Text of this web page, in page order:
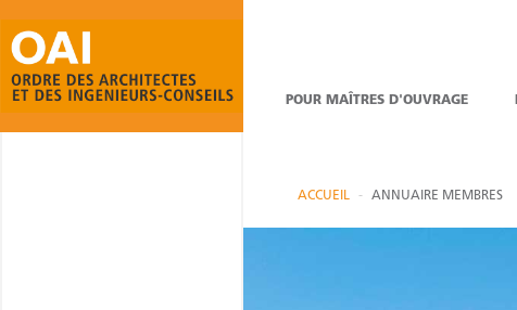
POUR MAÎTRES D'OUVRAGE
ACCUEIL ANNUAIRE MEMBRES